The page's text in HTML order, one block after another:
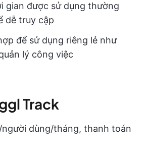
gian được sử dụng thường
dễ truy cập
để sử dụng riêng lẻ như
lý công việc
Track
người dùng/tháng, thanh toán